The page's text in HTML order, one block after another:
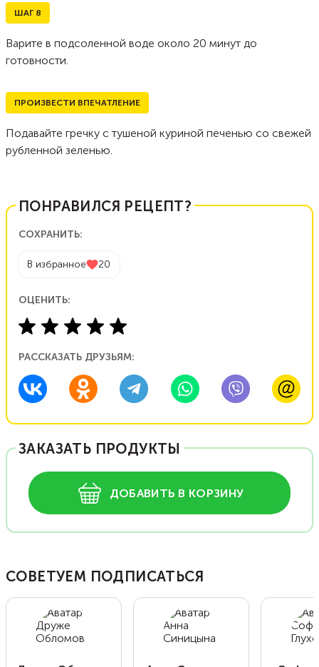
ШАГ 8
Варите в подсоленной воде около 20 минут до
готовности.
ПРОИЗВЕСТИ ВПЕЧАТЛЕНИЕ
Подавайте гречку с тушеной куриной печенью со свежей
рубленной зеленью.
ПОНРАВИЛСЯ РЕЦЕПТ?
СОХРАНИТЬ:
В избранное 20
ОЦЕНИТЬ:
РАССКАЗАТЬ ДРУЗЬЯМ:
ЗАКАЗАТЬ ПРОДУКТЫ
ДОБАВИТЬ В КОРЗИНУ
СОВЕТУЕМ ПОДПИСАТЬСЯ